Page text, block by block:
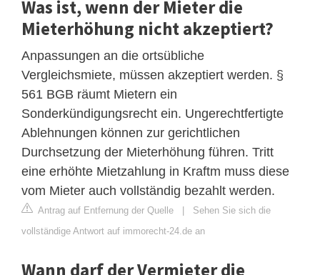
Was ist, wenn der Mieter die
Mieterhöhung nicht akzeptiert?
Anpassungen an die ortsübliche
Vergleichsmiete, müssen akzeptiert werden. §
561 BGB räumt Mietern ein
Sonderkündigungsrecht ein. Ungerechtfertigte
Ablehnungen können zur gerichtlichen
Durchsetzung der Mieterhöhung führen. Tritt
eine erhöhte Mietzahlung in Kraftm muss diese
vom Mieter auch vollständig bezahlt werden.
Antrag auf Entfernung der Quelle | Sehen Sie sich die
vollständige Antwort auf immorecht-24.de an
Wann darf der Vermieter die